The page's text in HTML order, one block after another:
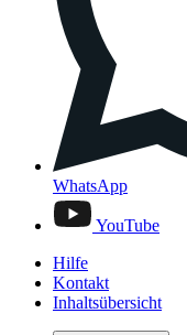
WhatsApp
YouTube
Hilfe
Kontakt
Inhaltsübersicht